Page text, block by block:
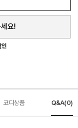
요!
인
코디상품 Q&A(0)